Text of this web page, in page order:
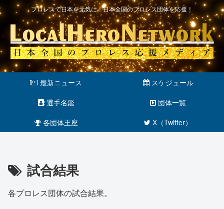
プロレスで日本を元気に！日本全国のプロレス団体を応援！
最新ニュース
スケジュール
選手名鑑
団体一覧
各団体王座
X（Twitter）
試合結果
各プロレス団体の試合結果。